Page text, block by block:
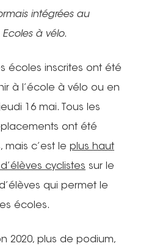
intégrées au
à vélo.
écoles inscrites ont été
à l’école à vélo ou en
16 mai. Tous les
ont été
mais c’est le plus haut
cyclistes sur le
qui permet le
écoles.
2020, plus de podium,